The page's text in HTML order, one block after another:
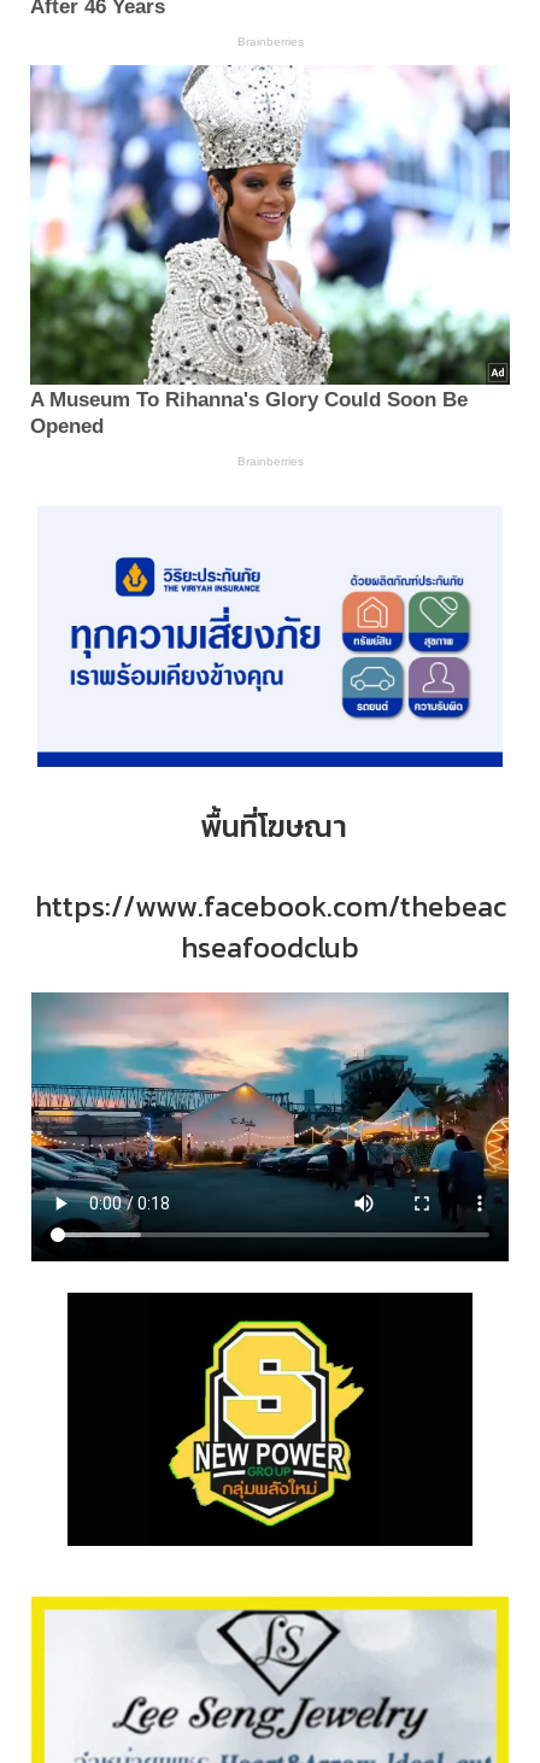
พื้นที่โฆษณา
https://www.facebook.com/thebeac
hseafoodclub